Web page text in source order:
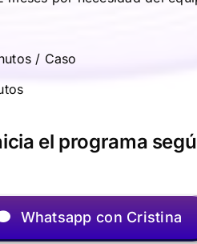
/ Caso
el programa
Whatsapp con Cristina